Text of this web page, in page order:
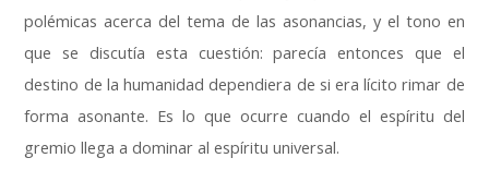
polémicas acerca del tema de las asonancias, y el tono en
que se discutía esta cuestión:parecía entonces que el
destino de la humanidad dependiera de si era lícito rimar de
forma asonante. Es lo que ocurre cuando el espíritu del
gremio llega a dominar al espíritu universal.